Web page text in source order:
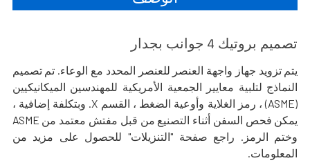
تصميم بروتيك 4 جوانب بجدار
يتم تزويد جهاز واجهة العنصر للعنصر المحدد مع الوعاء. تم تصميم
النماذج لتلبية معايير الجمعية الأمريكية للمهندسين الميكانيكيين
(ASME) ، رمز الغلاية وأوعية الضغط ، القسم X. وبتكلفة إضافية ،
يمكن فحص السفن أثناء التصنيع من قبل مفتش معتمد من ASME
وختم الرمز. راجع صفحة "التنزيلات" للحصول على مزيد من
المعلومات.